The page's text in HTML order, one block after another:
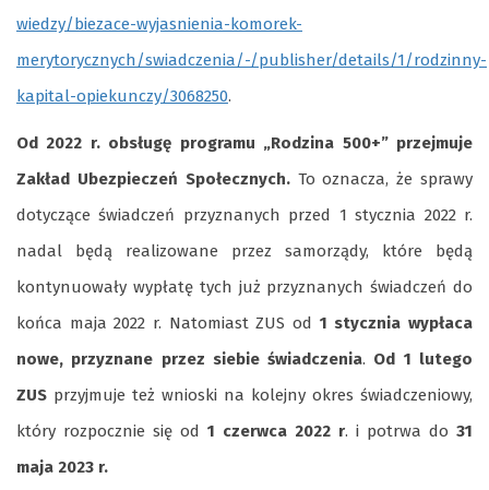
wiedzy/biezace-wyjasnienia-komorek-
merytorycznych/swiadczenia/-/publisher/details/1/rodzinny-
kapital-opiekunczy/3068250.
Od 2022 r. obsługę programu „Rodzina 500+” przejmuje
Zakład Ubezpieczeń Społecznych.To oznacza, że sprawy
dotyczące świadczeń przyznanych przed 1 stycznia 2022 r.
nadal będą realizowane przez samorządy, które będą
kontynuowały wypłatę tych już przyznanych świadczeń do
końca maja 2022 r. Natomiast ZUS od 1 stycznia wypłaca
nowe, przyznane przez siebie świadczenia. Od 1 lutego
ZUS przyjmuje też wnioski na kolejny okres świadczeniowy,
który rozpocznie się od 1 czerwca 2022 r. i potrwa do 31
maja 2023 r.